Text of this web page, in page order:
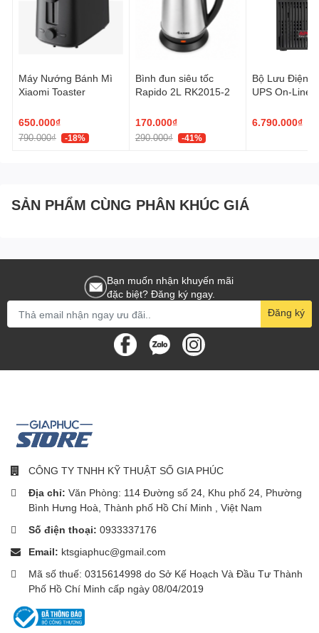
Máy Nướng Bánh Mì
Xiaomi Toaster
650.000₫
790.000₫ -18%
Bình đun siêu tốc
Rapido 2L RK2015-2
170.000₫
290.000₫ -41%
Bộ Lưu Điện
UPS On-Line
6.790.000₫
SẢN PHẨM CÙNG PHÂN KHÚC GIÁ
Bạn muốn nhận khuyến mãi
đặc biệt? Đăng ký ngay.
Đăng ký
CÔNG TY TNHH KỸ THUẬT SỐ GIA PHÚC
Địa chỉ: Văn Phòng: 114 Đường số 24, Khu phố 24, Phường
Bình Hưng Hoà, Thành phố Hồ Chí Minh , Việt Nam
Số điện thoại: 0933337176
Email: ktsgiaphuc@gmail.com
Mã số thuế: 0315614998 do Sở Kế Hoạch Và Đầu Tư Thành
Phố Hồ Chí Minh cấp ngày 08/04/2019